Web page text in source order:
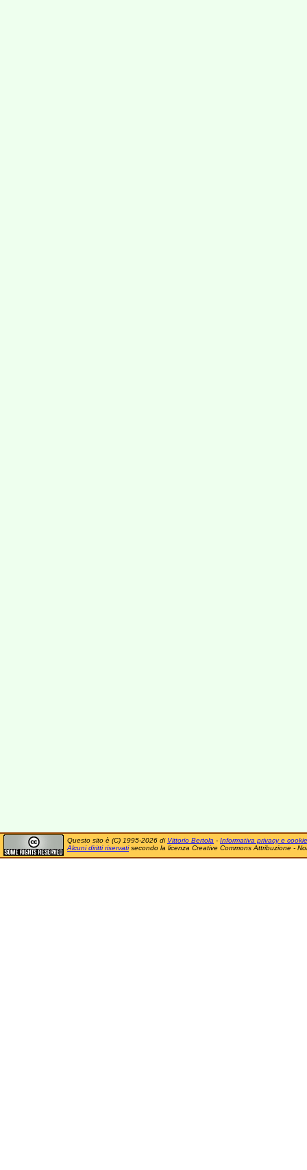
Questo sito è (C) 1995-2026 di Vittorio Bertola - Informativa privacy e cookie
Alcuni diritti riservatisecondo la licenza Creative Commons Attribuzione -